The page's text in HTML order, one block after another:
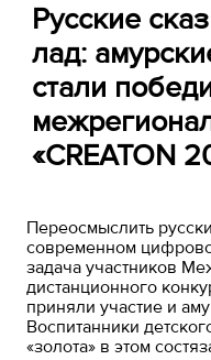
Русские
лад:
стали
«CREATON
Переосмыслить
современном
задача участников
дистанционного
приняли участие и
Воспитанники
«золота» в этом